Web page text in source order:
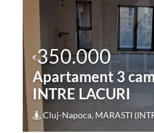
€350.000
Apartament 3
INTRE LACURI
Cluj-Napoca, MARASTI